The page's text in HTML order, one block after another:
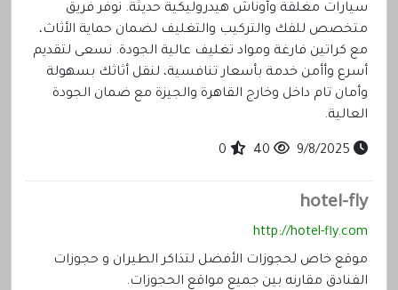
سيارات مغلقة وأوناش هيدروليكية حديثة. نوفر فريق
متخصص للفك والتركيب والتغليف لضمان حماية الأثاث،
مع كراتين فارغة ومواد تغليف عالية الجودة. نسعى لتقديم
أسرع وأأمن خدمة بأسعار تنافسية، لنقل أثاثك بسهولة
وأمان تام داخل وخارج القاهرة والجيزة مع ضمان الجودة
العالية.
hotel-fly
http://hotel-fly.com
موقع خاص لحجوزات الأفضل لتذاكر الطيران و حجوزات
الفنادق مقارنه بين جميع مواقع الحجوزات.